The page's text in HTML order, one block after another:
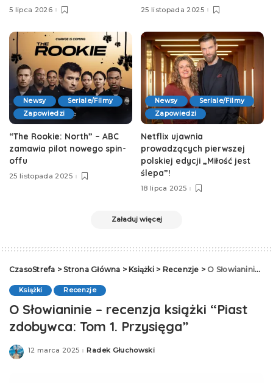
5 lipca 2026 25 listopada 2025
Newsy
Seriale/Filmy
Zapowiedzi
“The Rookie: North” – ABC
zamawia pilot nowego spin-
offu
25 listopada 2025
Newsy
Seriale/Filmy
Zapowiedzi
Netflix ujawnia
prowadzących pierwszej
polskiej edycji „Miłość jest
ślepa”!
18 lipca 2025
Załaduj więcej
CzasoStrefa >Strona Główna > Książki> Recenzje > O Słowianinie – recenzja książki “Piast zdobywca: Tom 1. Przysięga”
Książki Recenzje
O Słowianinie – recenzja książki “Piast
zdobywca: Tom 1. Przysięga”
12 marca 2025Posted
Radek Głuchowski